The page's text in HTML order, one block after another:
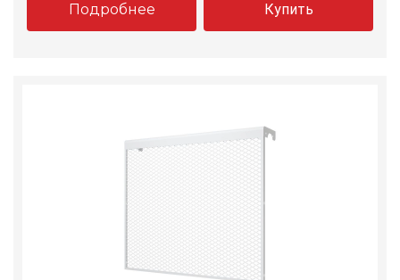
Подробнее Купить